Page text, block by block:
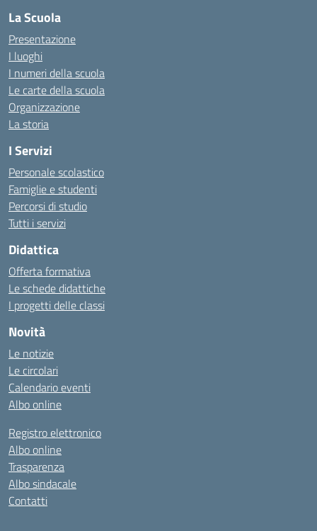
La Scuola
Presentazione
I luoghi
I numeri della scuola
Le carte della scuola
Organizzazione
La storia
I Servizi
Personale scolastico
Famiglie e studenti
Percorsi di studio
Tutti i servizi
Didattica
Offerta formativa
Le schede didattiche
I progetti delle classi
Novità
Le notizie
Le circolari
Calendario eventi
Albo online
Registro elettronico
Albo online
Trasparenza
Albo sindacale
Contatti